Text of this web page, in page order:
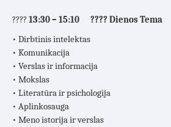
???? 13:30 – 15:10 ???? Dienos Tema
• Dirbtinis intelektas
• Komunikacija
• Verslas ir informacija
• Mokslas
• Literatūra ir psichologija
• Aplinkosauga
• Meno istorija ir verslas